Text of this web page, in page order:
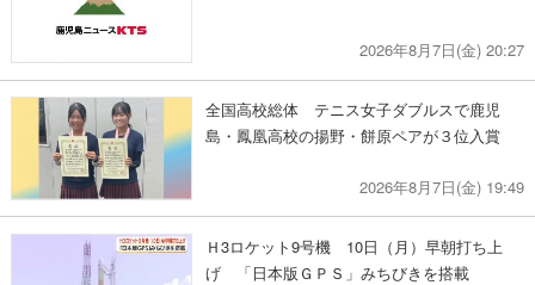
2026年8月7日(金) 20:27
全国高校総体 テニス女子ダブルスで鹿児
島・鳳凰高校の揚野・餅原ペアが３位入賞
2026年8月7日(金) 19:49
Ｈ3ロケット9号機 10日（月）早朝打ち上
げ 「日本版ＧＰＳ」みちびきを搭載